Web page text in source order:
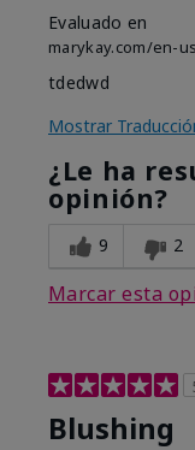
Evaluado en
marykay.com/en-
tdedwd
Mostrar
¿Le ha
opinión?
9 2
Marcar esta
Blushing